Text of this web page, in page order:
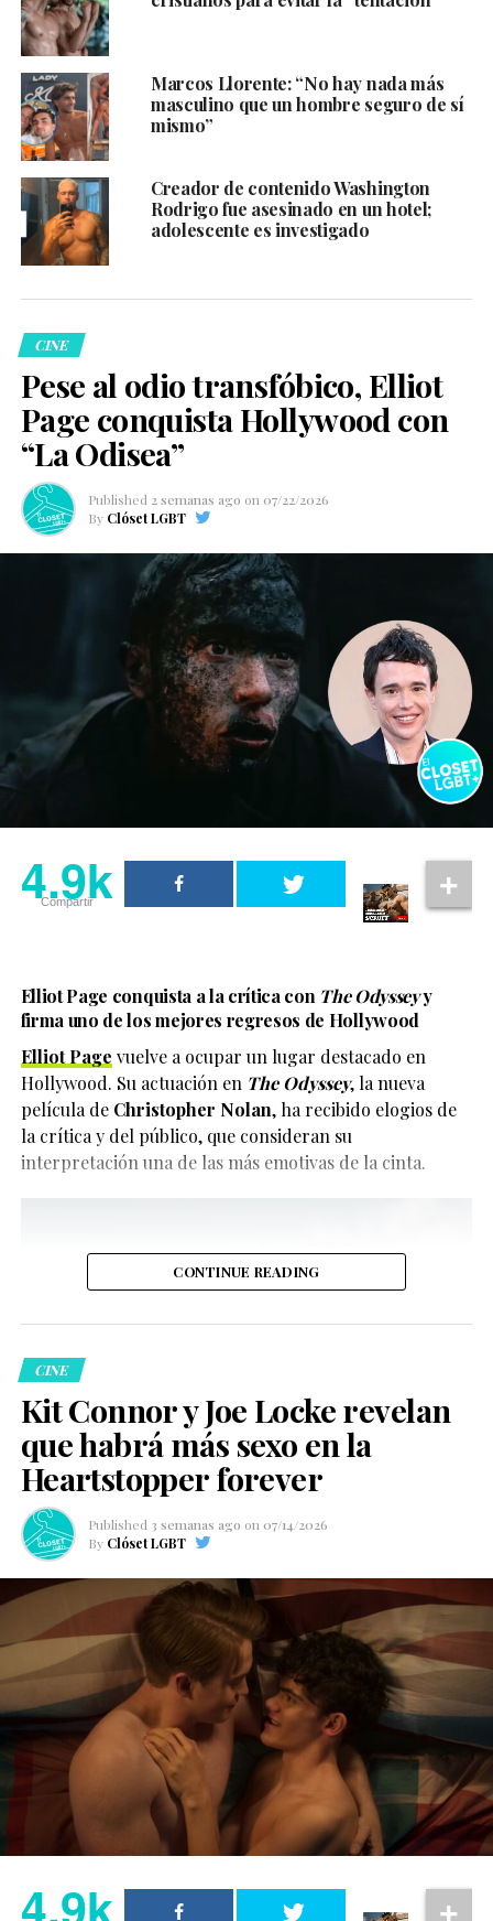
Marcos Llorente: “No hay nada más
masculino que un hombre seguro de sí
mismo”
Creador de contenido Washington
Rodrigo fue asesinado en un hotel;
adolescente es investigado
CINE
Pese al odio transfóbico, Elliot
Page conquista Hollywood con
“La Odisea”
Published 2 semanas ago on 07/22/2026
By Clóset LGBT
4.9k
Compartir
Elliot Page conquista a la crítica con The Odysseyy
firma uno de los mejores regresos de Hollywood
Elliot Page vuelve a ocupar un lugar destacado en
Hollywood. Su actuación en The Odyssey, la nueva
película de Christopher Nolan, ha recibido elogios de
la crítica y del público, que consideran su
interpretación una de las más emotivas de la cinta.
CONTINUE READING
CINE
Kit Connor y Joe Locke revelan
que habrá más sexo en la
Heartstopper forever
Published 3 semanas ago on 07/14/2026
By Clóset LGBT